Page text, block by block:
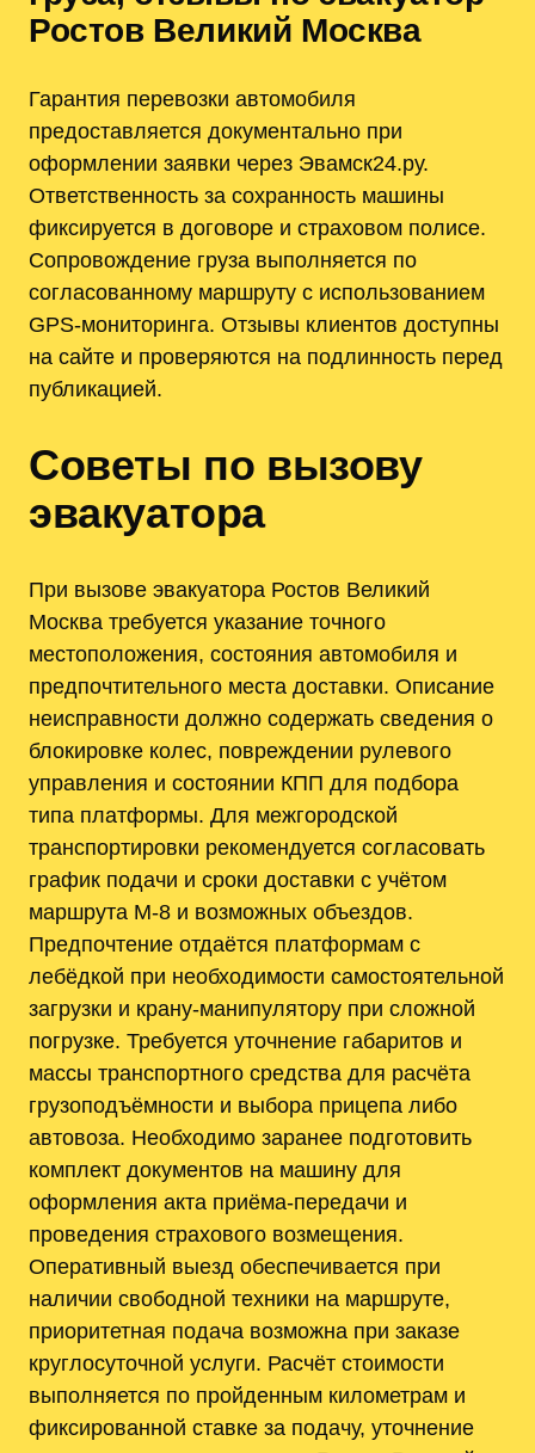
Ростов Великий Москва
Гарантия перевозки автомобиля
предоставляется документально при
оформлении заявки через Эвамск24.ру.
Ответственность за сохранность машины
фиксируется в договоре и страховом полисе.
Сопровождение груза выполняется по
согласованному маршруту с использованием
GPS-мониторинга. Отзывы клиентов доступны
на сайте и проверяются на подлинность перед
публикацией.
Советы по вызову
эвакуатора
При вызове эвакуатора Ростов Великий
Москва требуется указание точного
местоположения, состояния автомобиля и
предпочтительного места доставки. Описание
неисправности должно содержать сведения о
блокировке колес, повреждении рулевого
управления и состоянии КПП для подбора
типа платформы. Для межгородской
транспортировки рекомендуется согласовать
график подачи и сроки доставки с учётом
маршрута М-8 и возможных объездов.
Предпочтение отдаётся платформам с
лебёдкой при необходимости самостоятельной
загрузки и крану‑манипулятору при сложной
погрузке. Требуется уточнение габаритов и
массы транспортного средства для расчёта
грузоподъёмности и выбора прицепа либо
автовоза. Необходимо заранее подготовить
комплект документов на машину для
оформления акта приёма-передачи и
проведения страхового возмещения.
Оперативный выезд обеспечивается при
наличии свободной техники на маршруте,
приоритетная подача возможна при заказе
круглосуточной услуги. Расчёт стоимости
выполняется по пройденным километрам и
фиксированной ставке за подачу, уточнение